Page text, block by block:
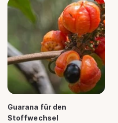
Guarana für den
Stoffwechsel